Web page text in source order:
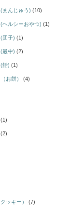
まんじゅう) (10)
ヘルシーおやつ) (1)
団子) (1)
最中) (2)
飴) (1)
お餅） (4)
(1)
(2)
ッキー） (7)